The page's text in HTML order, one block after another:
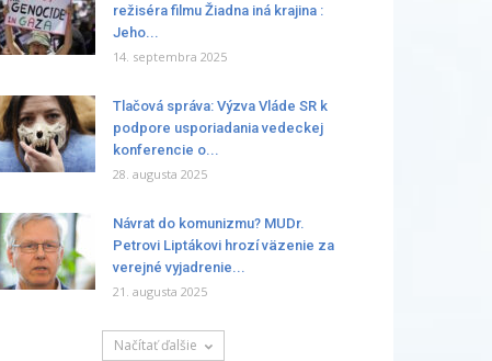
režiséra filmu Žiadna iná krajina :
Jeho...
14. septembra 2025
Tlačová správa: Výzva Vláde SR k
podpore usporiadania vedeckej
konferencie o...
28. augusta 2025
Návrat do komunizmu? MUDr.
Petrovi Liptákovi hrozí väzenie za
verejné vyjadrenie...
21. augusta 2025
Načítať ďalšie